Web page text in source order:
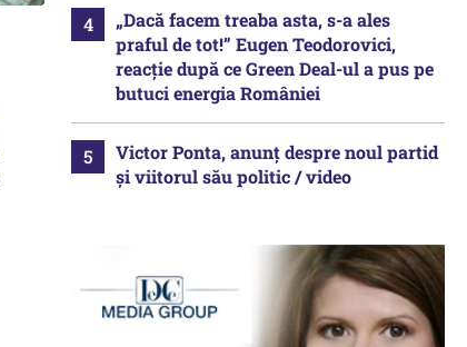
„Dacă facem treaba asta, s-a ales
praful de tot!” Eugen Teodorovici,
reacție după ce Green Deal-ul a pus pe
butuci energia României
Victor Ponta, anunț despre noul partid
și viitorul său politic / video